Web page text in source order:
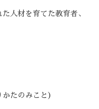
人材を育てた教育者、
たのみこと）